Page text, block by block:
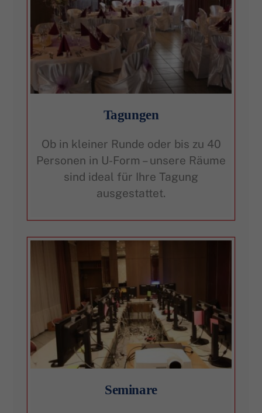
Tagungen
Ob in kleiner Runde oder bis zu 40
Personen in U-Form – unsere Räume
sind ideal für Ihre Tagung
ausgestattet.
Seminare